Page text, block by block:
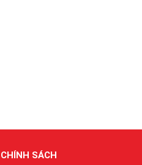
CHÍNH SÁCH